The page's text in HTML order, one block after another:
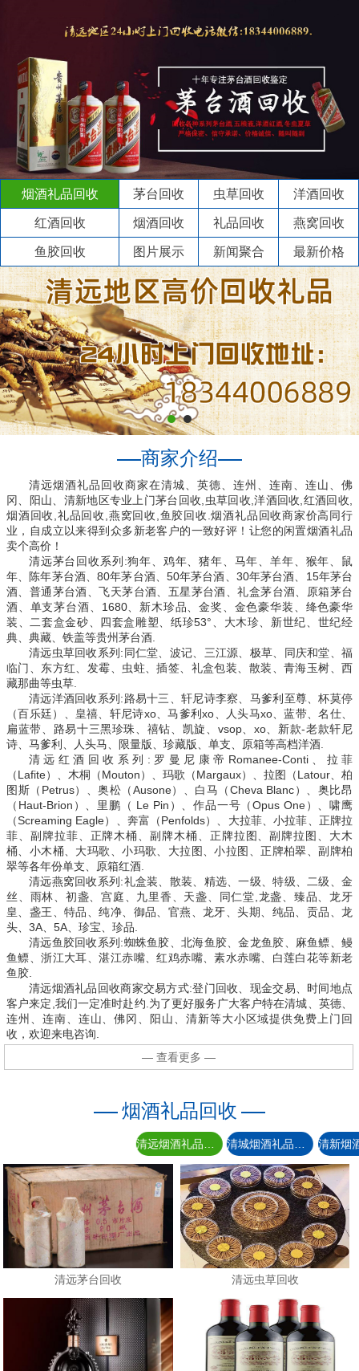
烟酒礼品回收 茅台回收 虫草回收 洋酒回收
红酒回收 烟酒回收 礼品回收 燕窝回收
鱼胶回收 图片展示 新闻聚合 最新价格
商家介绍
清远烟酒礼品回收商家在清城、英德、连州、连南、连山、佛
冈、阳山、清新地区专业上门茅台回收,虫草回收,洋酒回收,红酒回收,
烟酒回收,礼品回收,燕窝回收,鱼胶回收.烟酒礼品回收商家价高同行
业，自成立以来得到众多新老客户的一致好评！让您的闲置烟酒礼品
卖个高价！
清远茅台回收系列:狗年、鸡年、猪年、马年、羊年、猴年、鼠
年、陈年茅台酒、80年茅台酒、50年茅台酒、30年茅台酒、15年茅台
酒、普通茅台酒、飞天茅台酒、五星茅台酒、礼盒茅台酒、原箱茅台
酒、单支茅台酒、1680、新木珍品、金奖、金色豪华装、绛色豪华
装、二套盒金砂、四套盒雕塑、纸珍53°、大木珍、新世纪、世纪经
典、典藏、铁盖等贵州茅台酒.
清远虫草回收系列:同仁堂、波记、三江源、极草、同庆和堂、福
临门、东方红、发霉、虫蛀、插签、礼盒包装、散装、青海玉树、西
藏那曲等虫草.
清远洋酒回收系列:路易十三、轩尼诗李察、马爹利至尊、杯莫停
（百乐廷）、皇禧、轩尼诗xo、马爹利xo、人头马xo、蓝带、名仕、
扁蓝带、路易十三黑珍珠、禧钻、凯旋、vsop、xo、新款-老款轩尼
诗、马爹利、人头马、限量版、珍藏版、单支、原箱等高档洋酒.
清远红酒回收系列:罗曼尼康帝Romanee-Conti、拉菲
（Lafite）、木桐（Mouton）、玛歌（Margaux）、拉图（Latour、柏
图斯（Petrus）、奥松（Ausone）、白马（Cheva Blanc）、奥比昂
（Haut-Brion）、里鹏（ Le Pin）、作品一号（Opus One）、啸鹰
（Screaming Eagle）、奔富（Penfolds）、大拉菲、小拉菲、正牌拉
菲、副牌拉菲、正牌木桶、副牌木桶、正牌拉图、副牌拉图、大木
桶、小木桶、大玛歌、小玛歌、大拉图、小拉图、正牌柏翠、副牌柏
翠等各年份单支、原箱红酒.
清远燕窝回收系列:礼盒装、散装、精选、一级、特级、二级、金
丝、雨林、初盏、宫庭、九里香、天盏、同仁堂,龙盏、臻品、龙牙
皇、盏王、特品、纯净、御品、官燕、龙牙、头期、纯品、贡品、龙
头、3A、5A、珍宝、珍品.
清远鱼胶回收系列:蜘蛛鱼胶、北海鱼胶、金龙鱼胶、麻鱼鳔、鳗
鱼鳔、浙江大耳、湛江赤嘴、红鸡赤嘴、素水赤嘴、白莲白花等新老
鱼胶.
清远烟酒礼品回收商家交易方式:登门回收、现金交易、时间地点
客户来定,我们一定准时赴约.为了更好服务广大客户特在清城、英德、
连州、连南、连山、佛冈、阳山、清新等大小区域提供免费上门回
收，欢迎来电咨询.
— 查看更多 —
烟酒礼品回收
清远烟酒礼品回收 清城烟酒礼品回收
清远茅台回收 清远虫草回收